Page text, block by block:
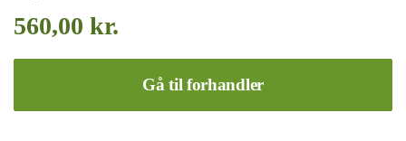
560,00 kr.
Gå til forhandler